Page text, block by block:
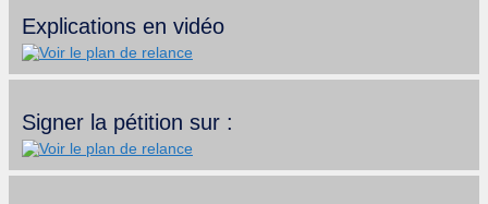
Explications en vidéo
Signer la pétition sur :